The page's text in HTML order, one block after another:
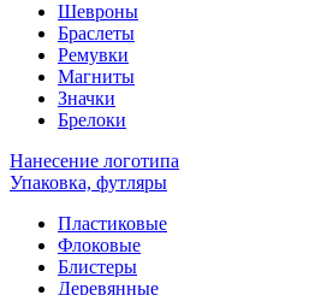
Шевроны
Браслеты
Ремувки
Магниты
Значки
Брелоки
Нанесение логотипа
Упаковка, футляры
Пластиковые
Флоковые
Блистеры
Деревянные